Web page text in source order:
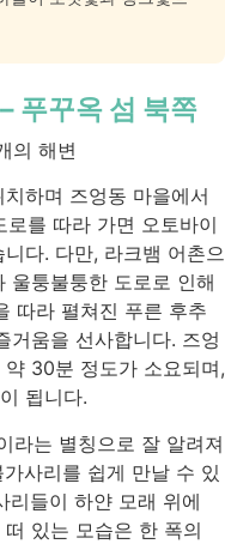
푸꾸옥 섬 북쪽
하며 즈엉동 마을에서
를 따라 가면 오토바이
다. 다만, 라크뱀 어촌으
울퉁불퉁한 도로로 인해
따라 펼쳐진 푸른 후추
거움을 선사합니다. 즈엉
30분 정도가 소요되며,
됩니다.
라는 별칭으로 잘 알려져
사리를 쉽게 만날 수 있
리들이 하얀 모래 위에
있는 모습은 한 폭의